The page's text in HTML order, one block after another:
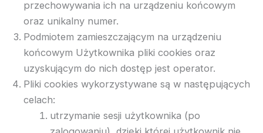
przechowywania ich na urządzeniu końcowym
oraz unikalny numer.
Podmiotem zamieszczającym na urządzeniu
końcowym Użytkownika pliki cookies oraz
uzyskującym do nich dostęp jest operator.
Pliki cookies wykorzystywane są w następujących
celach:
utrzymanie sesji użytkownika (po